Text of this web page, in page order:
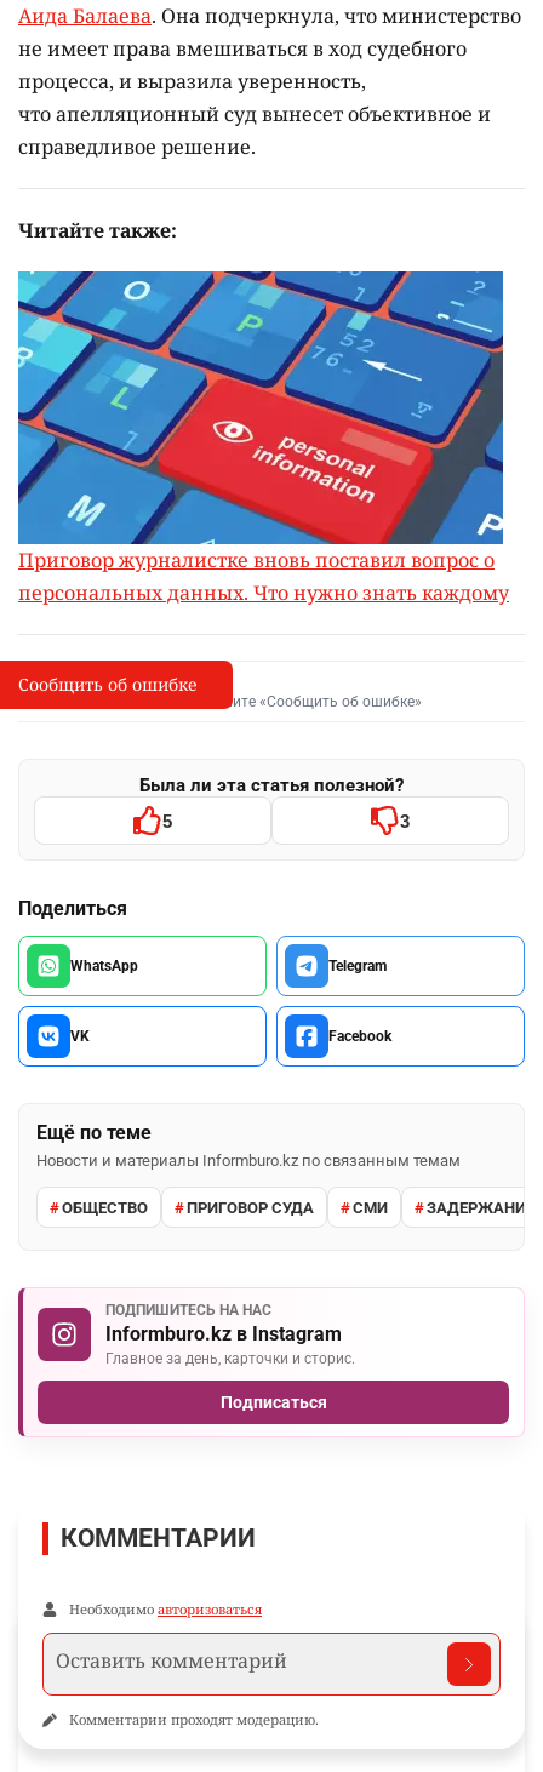
Аида Балаева. Она подчеркнула, что министерство
не имеет права вмешиваться в ход судебного
процесса, и выразила уверенность,
что апелляционный суд вынесет объективное и
справедливое решение.
Читайте также:
Приговор журналистке вновь поставил вопрос о
персональных данных. Что нужно знать каждому
I
Сообщить об опечатке
Выделите фрагмент и нажмите «Сообщить об ошибке»
Была ли эта статья полезной?
5 3
Поделиться
WhatsApp Telegram
VK Facebook
Ещё по теме
Новости и материалы Informburo.kz по связанным темам
ОБЩЕСТВО ПРИГОВОР СУДА СМИ ЗАДЕРЖАНИЕ
ПОДПИШИТЕСЬ НА НАС
Informburo.kz в Instagram
Главное за день, карточки и сторис.
Подписаться
Сообщить об ошибке
КОММЕНТАРИИ
Необходимо авторизоваться
Комментарии проходят модерацию.